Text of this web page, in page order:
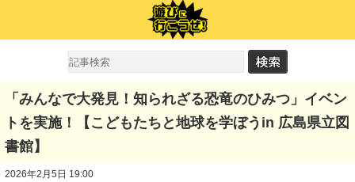
「みんなで大発見！知られざる恐竜のひみつ」イベン
トを実施！【こどもたちと地球を学ぼうin 広島県立図
書館】
2026年2月5日 19:00